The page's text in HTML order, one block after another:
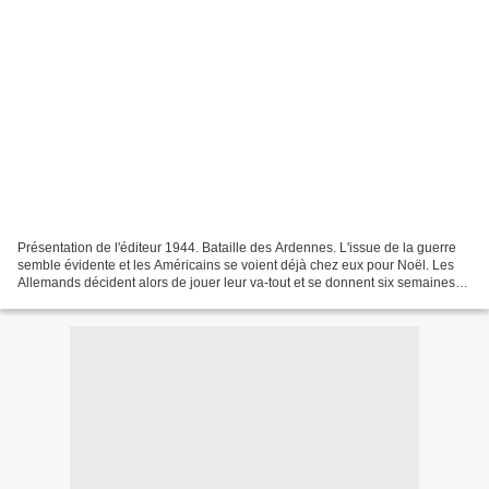
Présentation de l'éditeur 1944. Bataille des Ardennes. L'issue de la guerre
semble évidente et les Américains se voient déjà chez eux pour Noël. Les
Allemands décident alors de jouer leur va-tout et se donnent six semaines